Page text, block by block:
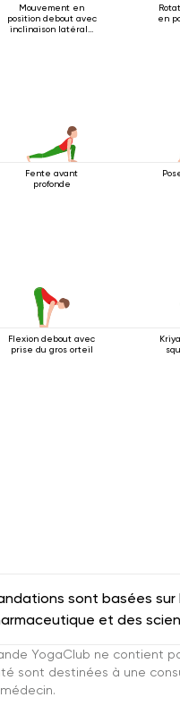
Mouvement en
position debout avec
inclinaison latérale
en
Fente avant
profonde
Flexion debout avec
prise du gros orteil
sont basées
et des
YogaClub ne contient
sont destinées à une